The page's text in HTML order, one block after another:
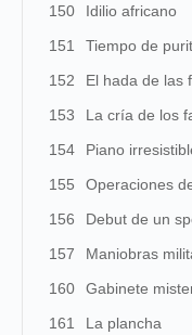
150
Idilio africano
151
Tiempo de
152
El hada de las
153
La cría de los
154
Piano
155
Operaciones
156
Debut de un
157
Maniobras
160
Gabinete
161
La plancha